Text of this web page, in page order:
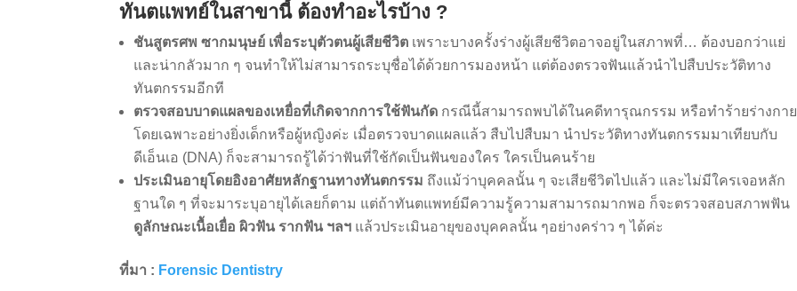
ทันตแพทย์ในสาขานี้ ต้องทำอะไรบ้าง ?
ชันสูตรศพ ซากมนุษย์ เพื่อระบุตัวตนผู้เสียชีวิต เพราะบางครั้งร่างผู้เสียชีวิตอาจอยู่ในสภาพที่… ต้องบอกว่าแย่
และน่ากลัวมาก ๆ จนทำให้ไม่สามารถระบุชื่อได้ด้วยการมองหน้า แต่ต้องตรวจฟันแล้วนำไปสืบประวัติทาง
ทันตกรรมอีกที
ตรวจสอบบาดแผลของเหยื่อที่เกิดจากการใช้ฟันกัด กรณีนี้สามารถพบได้ในคดีทารุณกรรม หรือทำร้ายร่างกาย
โดยเฉพาะอย่างยิ่งเด็กหรือผู้หญิงค่ะ เมื่อตรวจบาดแผลแล้ว สืบไปสืบมา นำประวัติทางทันตกรรมมาเทียบกับ
ดีเอ็นเอ (DNA) ก็จะสามารถรู้ได้ว่าฟันที่ใช้กัดเป็นฟันของใคร ใครเป็นคนร้าย
ประเมินอายุโดยอิงอาศัยหลักฐานทางทันตกรรม ถึงแม้ว่าบุคคลนั้น ๆ จะเสียชีวิตไปแล้ว และไม่มีใครเจอหลัก
ฐานใด ๆ ที่จะมาระบุอายุได้เลยก็ตาม แต่ถ้าทันตแพทย์มีความรู้ความสามารถมากพอ ก็จะตรวจสอบสภาพฟัน
ดูลักษณะเนื้อเยื่อ ผิวฟัน รากฟัน ฯลฯ แล้วประเมินอายุของบุคคลนั้น ๆอย่างคร่าว ๆ ได้ค่ะ
ที่มา : Forensic Dentistry